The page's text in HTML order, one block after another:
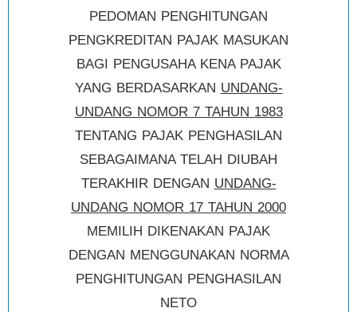
PEDOMAN PENGHITUNGAN
PENGKREDITAN PAJAK MASUKAN
BAGI PENGUSAHA KENA PAJAK
YANG BERDASARKAN UNDANG-
UNDANG NOMOR 7 TAHUN 1983
TENTANG PAJAK PENGHASILAN
SEBAGAIMANA TELAH DIUBAH
TERAKHIR DENGAN UNDANG-
UNDANG NOMOR 17 TAHUN 2000
MEMILIH DIKENAKAN PAJAK
DENGAN MENGGUNAKAN NORMA
PENGHITUNGAN PENGHASILAN
NETO